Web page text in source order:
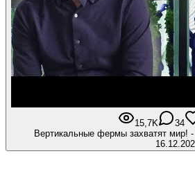
15,7K 34
Вертикальные фермы захватят мир!